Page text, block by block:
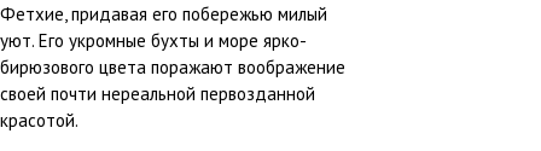
Фетхие, придавая его побережью милый
уют. Его укромные бухты и море ярко-
бирюзового цвета поражают воображение
своей почти нереальной первозданной
красотой.